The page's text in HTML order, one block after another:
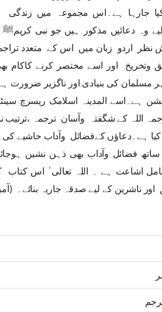
کیا جارہا ہے۔اس مجموعہ میں
وہ دعائیں مذکور ہیں جو نبی
نظر اردو زبان میں اس کے متعدد
اور اسے مختصر کرنے کاکام
مسلمان کی بنیادی اور ناگزیر ضرورت
ہے۔اسے المدینہ اسلامک ریسرچ
اللہ کے شگفتہ وآسان ترجمہ ،ترتیب
ہے۔دعاؤں کےفضائل وآداب حاشیے کی
فضائل وآداب بھی ذہن نشین
اشاعت ہے ۔ اللہ تعالی ٰ اس کتاب
ناشرین کے لیے صدقہ جاریہ بنائے۔